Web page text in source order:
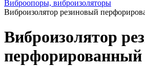
Виброопоры, виброизоляторы
Виброизолятор резиновый
Виброизолятор